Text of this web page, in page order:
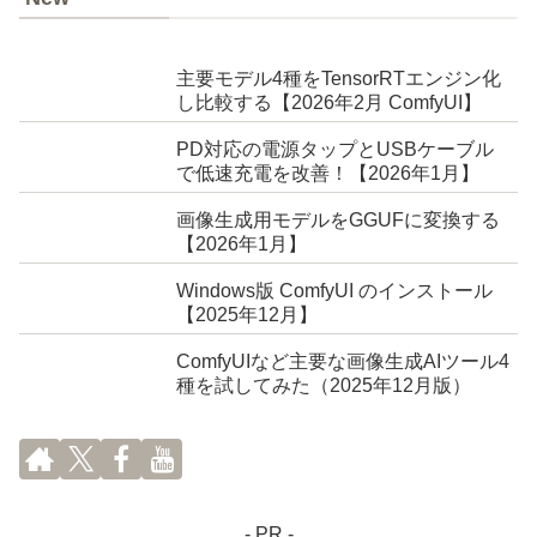
主要モデル4種をTensorRTエンジン化
し比較する【2026年2月 ComfyUI】
PD対応の電源タップとUSBケーブル
で低速充電を改善！【2026年1月】
画像生成用モデルをGGUFに変換する
【2026年1月】
Windows版 ComfyUI のインストール
【2025年12月】
ComfyUIなど主要な画像生成AIツール4
種を試してみた（2025年12月版）